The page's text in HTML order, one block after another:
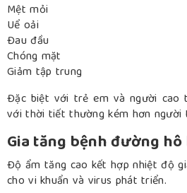
Mệt mỏi
Uể oải
Đau đầu
Chóng mặt
Giảm tập trung
Đặc biệt với trẻ em và người cao
với thời tiết thường kém hơn người
Gia tăng bệnh đường
Độ ẩm tăng cao kết hợp nhiệt độ
cho vi khuẩn và virus phát triển.